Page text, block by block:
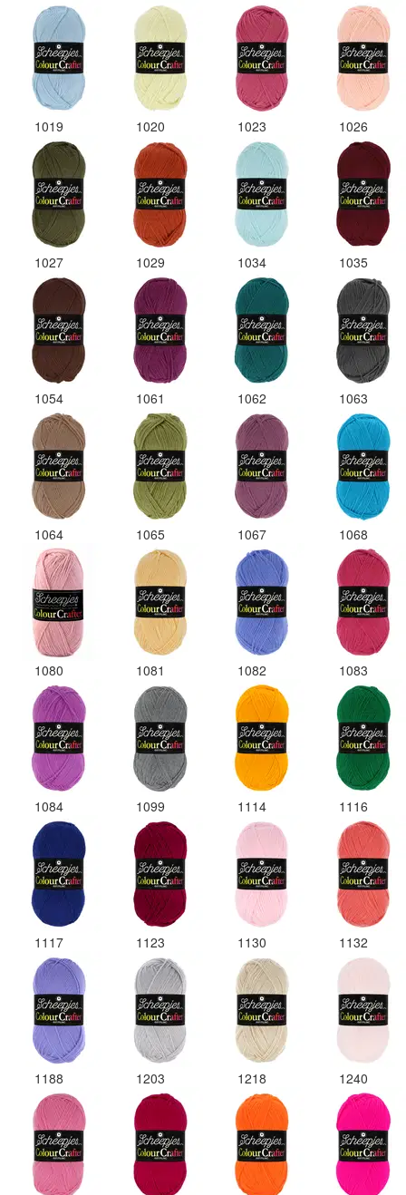
1019 1020 1023 1026
1027 1029 1034 1035
1054 1061 1062 1063
1064 1065 1067 1068
1080 1081 1082 1083
1084 1099 1114 1116
1117 1123 1130 1132
1188 1203 1218 1240